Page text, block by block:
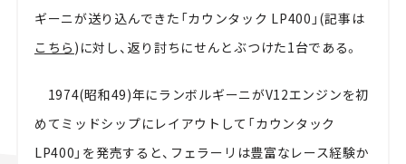
ギーニが送り込んできた「カウンタック LP400」(記事は
こちら )に対し、返り討ちにせんとぶつけた1台である。
1974(昭和49)年にランボルギーニがV12エンジンを初
めてミッドシップにレイアウトして「カウンタック
LP400」を発売すると、フェラーリは豊富なレース経験か